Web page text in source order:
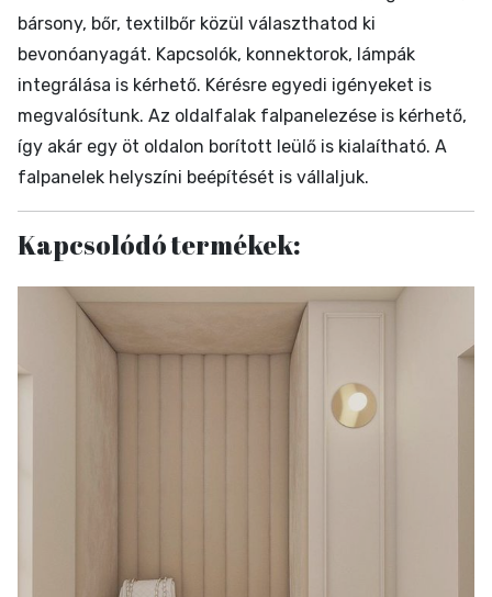
bársony, bőr, textilbőr közül választhatod ki
bevonóanyagát. Kapcsolók, konnektorok, lámpák
integrálása is kérhető. Kérésre egyedi igényeket is
megvalósítunk. Az oldalfalak falpanelezése is kérhető,
így akár egy öt oldalon borított leülő is kialaítható. A
falpanelek helyszíni beépítését is vállaljuk.
Kapcsolódó termékek: